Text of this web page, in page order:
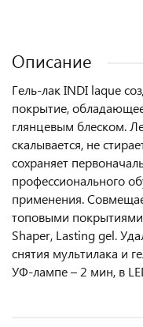
Описание
Гель-лак INDI laque
покрытие,
глянцевым блеском.
скалывается, не
сохраняет
профессионального
применения.
топовыми покрытиями
Shaper, Lasting gel.
снятия мультилака и
УФ-лампе – 2 мин, в